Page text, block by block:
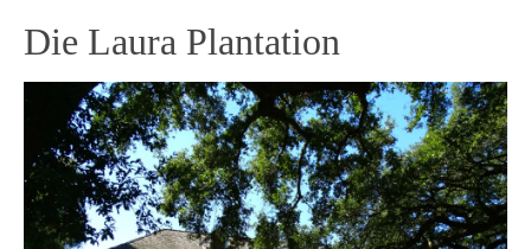
Die Laura Plantation